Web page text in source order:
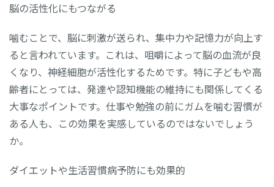
脳の活性化にもつながる
噛むことで、脳に刺激が送られ、集中力や記憶力が向上す
ると言われています。これは、咀嚼によって脳の血流が良
くなり、神経細胞が活性化するためです。特に子どもや高
齢者にとっては、発達や認知機能の維持にも関係してくる
大事なポイントです。仕事や勉強の前にガムを噛む習慣が
ある人も、この効果を実感しているのではないでしょう
か。
ダイエットや生活習慣病予防にも効果的